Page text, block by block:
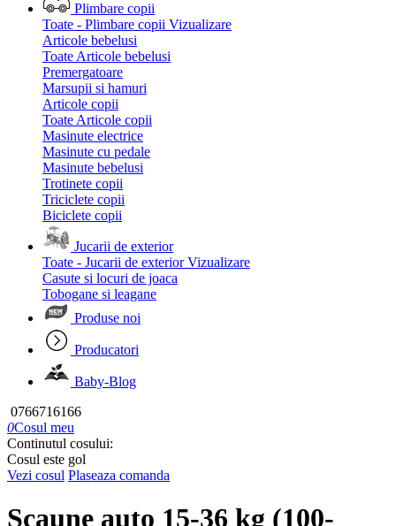
Plimbare copii
Toate - Plimbare copii Vizualizare
Articole bebelusi
Toate Articole bebelusi
Premergatoare
Marsupii si hamuri
Articole copii
Toate Articole copii
Masinute electrice
Masinute cu pedale
Masinute bebelusi
Trotinete copii
Triciclete copii
Biciclete copii
Jucarii de exterior
Toate - Jucarii de exterior Vizualizare
Casute si locuri de joaca
Tobogane si leagane
Produse noi
Producatori
Baby-Blog
0766716166
0Cosul meu
Continutul cosului:
Cosul este gol
Vezi cosul Plaseaza comanda
Scaune auto 15-36 kg (100-